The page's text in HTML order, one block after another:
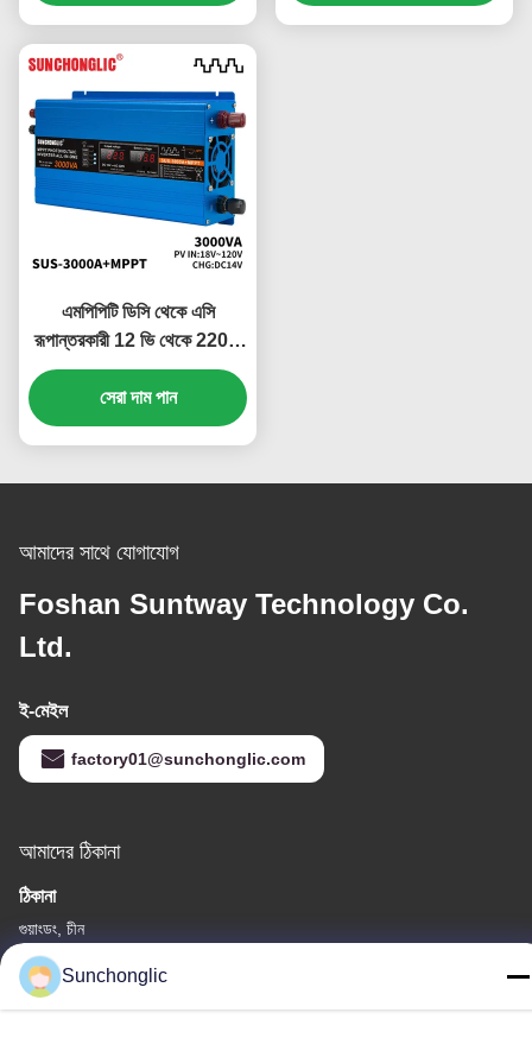
সোলার ইনভার্টার
এমপিপিটি ডিসি থেকে এসি
রূপান্তরকারী 12 ভি থেকে 220V
পরিবর্তিত সাইন ওয়েভ আউটপুট সহ
3000W সৌর শক্তি বৈদ্যুতিন
সংকেতের
সেরা দাম পান
আমাদের সাথে যোগাযোগ
Foshan Suntway Technology Co.
Ltd.
ই-মেইল
factory01@sunchonglic.com
আমাদের ঠিকানা
ঠিকানা
গুয়াংডং, চীন
টেলিফোন
86--13711271181
Sunchonglic